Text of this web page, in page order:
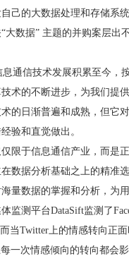
己的大数据处理和存储系
大数据” 主题的并购案层
息通信技术发展积累至今，
术的不断进步，为我们提
的日渐普遍和成熟，但它
验和直觉做出。
限于信息通信产业，而是
数据分析基础之上的精准
量数据的掌握和分析，为
监测平台DataSift监测了
当Twitter上的情感转向正
一次情感倾向的转向都会影